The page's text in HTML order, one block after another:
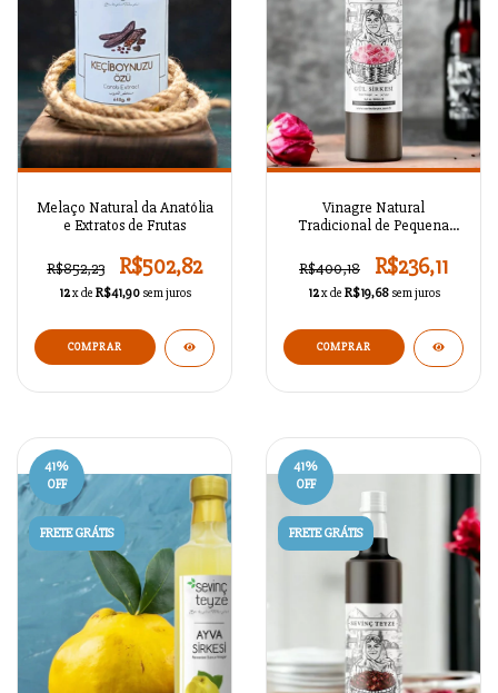
Melaço Natural da Anatólia
e Extratos de Frutas
R$852,23 R$502,82
12x de R$41,90 sem juros
COMPRAR
Vinagre Natural
Tradicional de Pequena
R$400,18
R$236,11
12x de R$19,68 sem juros
COMPRAR
41%
OFF
FRETE GRÁTIS
41%
OFF
FRETE GRÁTIS